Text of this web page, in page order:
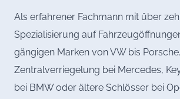
Als erfahrener Fachmann mit über
Spezialisierung auf
gängigen Marken von VW bis
Zentralverriegelung bei Mercedes,
bei BMW oder ältere Schlösser bei